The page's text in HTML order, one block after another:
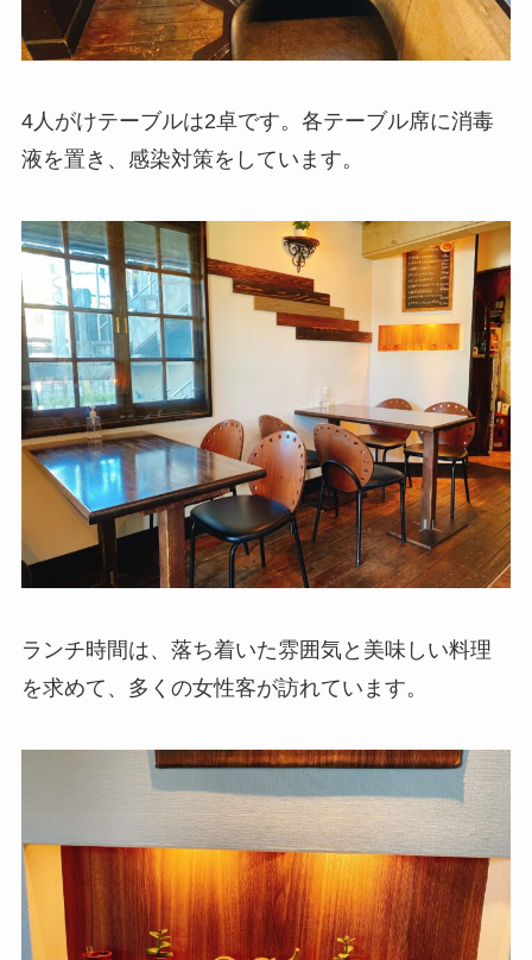
4人がけテーブルは2卓です。各テーブル席に消毒
液を置き、感染対策をしています。
ランチ時間は、落ち着いた雰囲気と美味しい料理
を求めて、多くの女性客が訪れています。